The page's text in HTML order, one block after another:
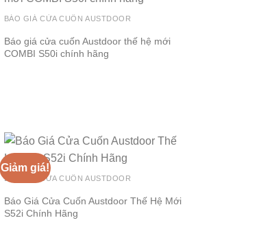
BÁO GIÁ CỬA CUỐN AUSTDOOR
Báo giá cửa cuốn Austdoor thế hệ mới
COMBI S50i chính hãng
Giảm giá!
BÁO GIÁ CỬA CUỐN AUSTDOOR
Báo Giá Cửa Cuốn Austdoor Thế Hệ Mới
S52i Chính Hãng